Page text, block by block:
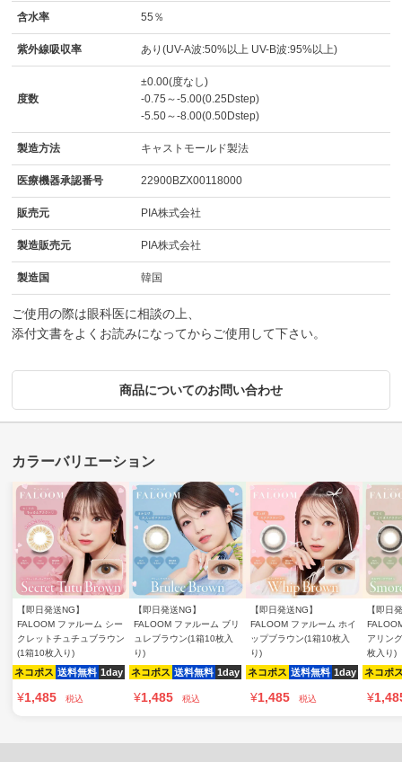
含水率 55％
紫外線吸収率 あり(UV-A波:50%以上 UV-B波:95%以上)
度数
±0.00(度なし)
-0.75～-5.00(0.25Dstep)
-5.50～-8.00(0.50Dstep)
製造方法 キャストモールド製法
医療機器承認番号 22900BZX00118000
販売元 PIA株式会社
製造販売元 PIA株式会社
製造国 韓国
ご使用の際は眼科医に相談の上、
添付文書をよくお読みになってからご使用して下さい。
商品についてのお問い合わせ
【即日発送NG】
FALOOM ファルーム シー
クレットチュチュブラウン
(1箱10枚入り)
ネコポス 送料無料 1day
¥1,485 税込
【即日発送NG】
FALOOM ファルーム ブリ
ュレブラウン(1箱10枚入
り)
ネコポス 送料無料 1day
¥1,485 税込
【即日発送NG】
FALOOM ファルーム ホイ
ップブラウン(1箱10枚入
り)
ネコポス 送料無料 1day
¥1,485 税込
【即日
アリン
枚入り)
ネコポ
¥